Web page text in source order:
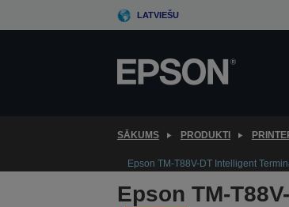
to
LATVIEŠU
SĀKUMS PRODUKTI
Epson TM-T88V-DT Intelligent
Epson TM-